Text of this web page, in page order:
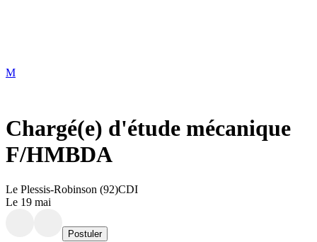
M
Chargé(e) d'étude mécanique
F/HMBDA
Le Plessis-Robinson (92)CDI
Le 19 mai
Postuler